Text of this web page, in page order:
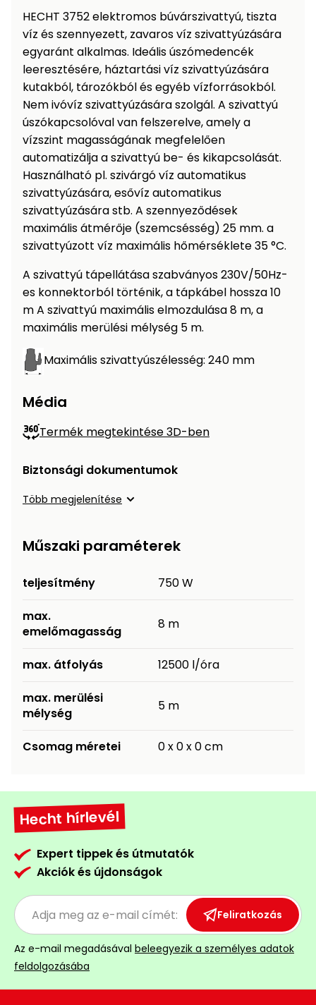
Permetező
Üvegház
és
melegház
Komposztáló
Kézi
szerszám,
eszközök
Kiegészítők
HECHT 3752 elektromos búvárszivattyú, tiszta
víz és szennyezett, zavaros víz szivattyúzására
egyaránt alkalmas. Ideális úszómedencék
leeresztésére, háztartási víz szivattyúzására
kutakból, tározókból és egyéb vízforrásokból.
Nem ivóvíz szivattyúzására szolgál. A szivattyú
úszókapcsolóval van felszerelve, amely a
vízszint magasságának megfelelően
automatizálja a szivattyú be- és kikapcsolását.
Használható pl. szivárgó víz automatikus
szivattyúzására, esővíz automatikus
szivattyúzására stb. A szennyeződések
maximális átmérője (szemcsésség) 25 mm. a
szivattyúzott víz maximális hőmérséklete 35 °C.
A szivattyú tápellátása szabványos 230V/50Hz-
es konnektorból történik, a tápkábel hossza 10
m A szivattyú maximális elmozdulása 8 m, a
maximális merülési mélység 5 m.
Maximális szivattyúszélesség: 240 mm
Média
Termék megtekintése 3D-ben
Biztonsági dokumentumok
Több megjelenítése
Műszaki paraméterek
teljesítmény 750 W
max.
emelőmagasság
8 m
max. átfolyás 12500 l/óra
max. merülési
mélység
5 m
Csomag méretei 0 x 0 x 0 cm
Hecht hírlevél
Expert tippek és útmutatók
Akciók és újdonságok
Feliratkozás
Az e-mail megadásával beleegyezik a személyes adatok
feldolgozásába